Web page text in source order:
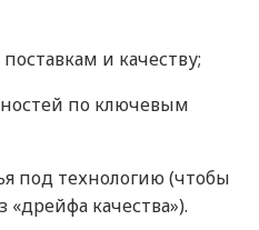
и качеству;
по ключевым
под технологию (чтобы
«дрейфа качества»).